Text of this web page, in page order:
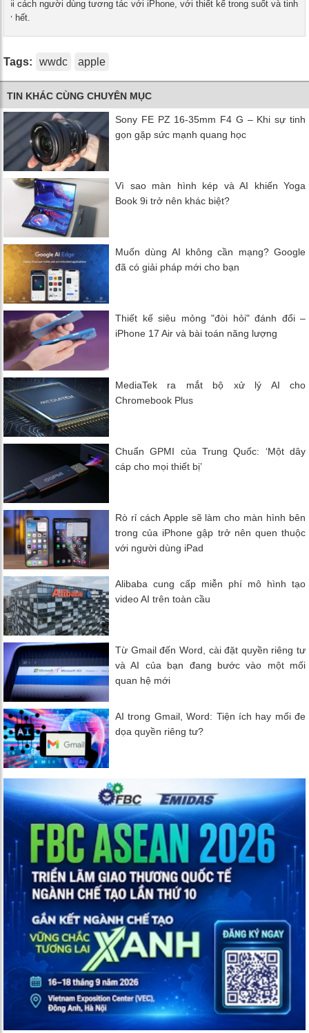
đổi cách người dùng tương tác với iPhone, với thiết kế trong suốt và tinh
hết.
Tags: wwdc apple
TIN KHÁC CÙNG CHUYÊN MỤC
Sony FE PZ 16-35mm F4 G – Khi sự tinh
gọn gặp sức mạnh quang học
Vì sao màn hình kép và AI khiến Yoga
Book 9i trở nên khác biệt?
Muốn dùng AI không cần mạng? Google
đã có giải pháp mới cho bạn
Thiết kế siêu mỏng "đòi hỏi" đánh đổi –
iPhone 17 Air và bài toán năng lượng
MediaTek ra mắt bộ xử lý AI cho
Chromebook Plus
Chuẩn GPMI của Trung Quốc: ‘Một dây
cáp cho mọi thiết bị’
Rò rỉ cách Apple sẽ làm cho màn hình bên
trong của iPhone gập trở nên quen thuộc
với người dùng iPad
Alibaba cung cấp miễn phí mô hình tạo
video AI trên toàn cầu
Từ Gmail đến Word, cài đặt quyền riêng tư
và AI của bạn đang bước vào một mối
quan hệ mới
AI trong Gmail, Word: Tiện ích hay mối đe
dọa quyền riêng tư?